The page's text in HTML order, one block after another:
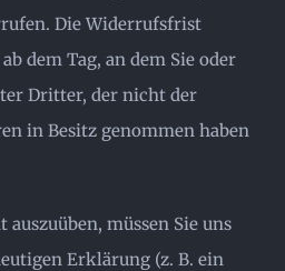
Die Widerrufsfrist
dem Tag, an dem Sie oder
Dritter, der nicht der
in Besitz genommen haben
müssen Sie uns
Erklärung (z. B. ein